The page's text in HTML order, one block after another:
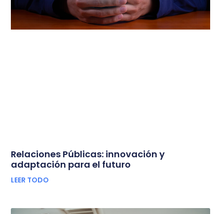
Relaciones Públicas: innovación y
adaptación para el futuro
LEER TODO